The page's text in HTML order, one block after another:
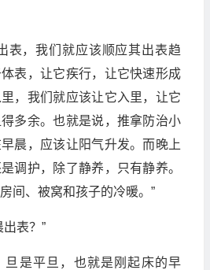
表，我们就应该顺应其出表趋
表，让它疾行，让它快速形成
，我们就应该让它入里，让它
多余。也就是说，推拿防治小
晨，应该让阳气升发。而晚上
调护，除了静养，只有静养。
间、被窝和孩子的冷暖。”
表？”
旦是平旦，也就是刚起床的早